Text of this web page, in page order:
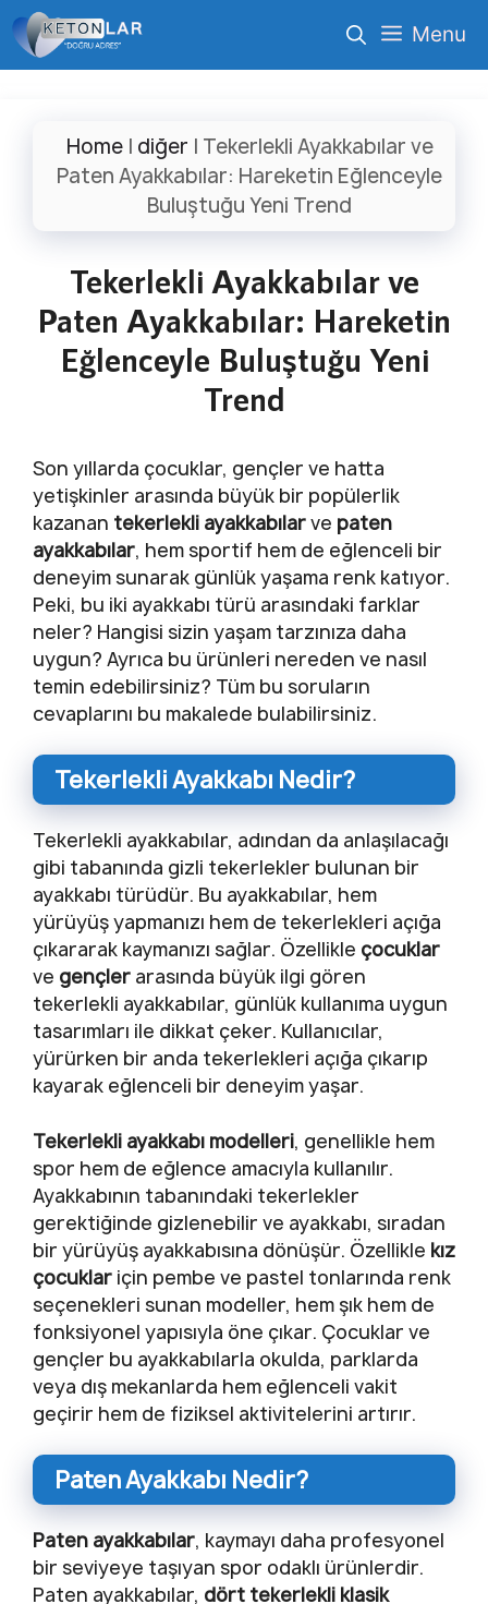
İçeriğe
atla
Menu
Home| diğer | Tekerlekli Ayakkabılar ve
Paten Ayakkabılar: Hareketin Eğlenceyle
Buluştuğu Yeni Trend
Tekerlekli Ayakkabılar ve
Paten Ayakkabılar: Hareketin
Eğlenceyle Buluştuğu Yeni
Trend
Son yıllarda çocuklar, gençler ve hatta
yetişkinler arasında büyük bir popülerlik
kazanan tekerlekli ayakkabılarve paten
ayakkabılar, hem sportif hem de eğlenceli bir
deneyim sunarak günlük yaşama renk katıyor.
Peki, bu iki ayakkabı türü arasındaki farklar
neler? Hangisi sizin yaşam tarzınıza daha
uygun? Ayrıca bu ürünleri nereden ve nasıl
temin edebilirsiniz? Tüm bu soruların
cevaplarını bu makalede bulabilirsiniz.
Tekerlekli Ayakkabı Nedir?
Tekerlekli ayakkabılar, adından da anlaşılacağı
gibi tabanında gizli tekerlekler bulunan bir
ayakkabı türüdür. Bu ayakkabılar, hem
yürüyüş yapmanızı hem de tekerlekleri açığa
çıkararak kaymanızı sağlar. Özellikle çocuklar
ve gençler arasında büyük ilgi gören
tekerlekli ayakkabılar, günlük kullanıma uygun
tasarımları ile dikkat çeker. Kullanıcılar,
yürürken bir anda tekerlekleri açığa çıkarıp
kayarak eğlenceli bir deneyim yaşar.
Tekerlekli ayakkabı modelleri, genellikle hem
spor hem de eğlence amacıyla kullanılır.
Ayakkabının tabanındaki tekerlekler
gerektiğinde gizlenebilir ve ayakkabı, sıradan
bir yürüyüş ayakkabısına dönüşür. Özellikle kız
çocuklar için pembe ve pastel tonlarında renk
seçenekleri sunan modeller, hem şık hem de
fonksiyonel yapısıyla öne çıkar. Çocuklar ve
gençler bu ayakkabılarla okulda, parklarda
veya dış mekanlarda hem eğlenceli vakit
geçirir hem de fiziksel aktivitelerini artırır.
Paten Ayakkabı Nedir?
Paten ayakkabılar, kaymayı daha profesyonel
bir seviyeye taşıyan spor odaklı ürünlerdir.
Paten ayakkabılar, dört tekerlekli klasik